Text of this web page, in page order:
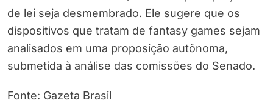
de lei seja desmembrado. Ele sugere que os
dispositivos que tratam de fantasy games sejam
analisados em uma proposição autônoma,
submetida à análise das comissões do Senado.
Fonte: Gazeta Brasil